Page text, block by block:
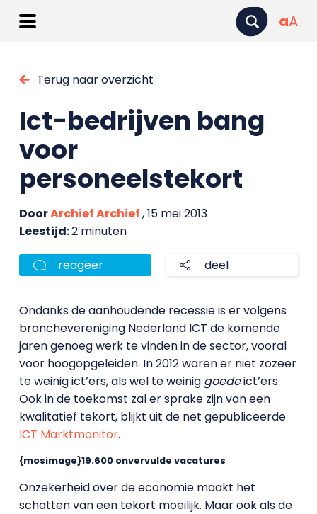
aA
Terug naar overzicht
Ict-bedrijven bang
voor
personeelstekort
DoorArchief Archief, 15 mei 2013
Leestijd:2 minuten
reageer deel
Ondanks de aanhoudende recessie is er volgens
branchevereniging Nederland ICT de komende
jaren genoeg werk te vinden in de sector, vooral
voor hoogopgeleiden. In 2012 waren er niet zozeer
te weinig ict’ers, als wel te weinig goedeict’ers.
Ook in de toekomst zal er sprake zijn van een
kwalitatief tekort, blijkt uit de net gepubliceerde
ICT Marktmonitor.
{mosimage}19.600 onvervulde vacatures
Onzekerheid over de economie maakt het
schatten van een tekort moeilijk. Maar ook als de